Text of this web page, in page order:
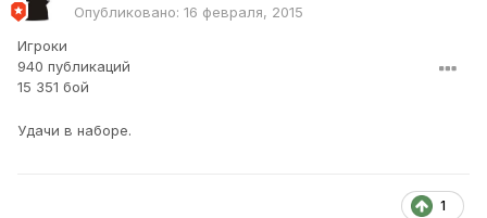
Опубликовано: 16 февраля, 2015
Игроки
940 публикаций
15 351 бой
Удачи в наборе.
1